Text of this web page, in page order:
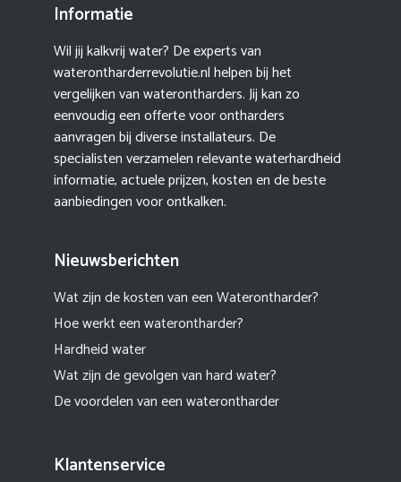
Informatie
Wil jij kalkvrij water? De experts van
waterontharderrevolutie.nl helpen bij het
vergelijken van waterontharders. Jij kan zo
eenvoudig een offerte voor ontharders
aanvragen bij diverse installateurs. De
specialisten verzamelen relevante waterhardheid
informatie, actuele prijzen, kosten en de beste
aanbiedingen voor ontkalken.
Nieuwsberichten
Wat zijn de kosten van een Waterontharder?
Hoe werkt een waterontharder?
Hardheid water
Wat zijn de gevolgen van hard water?
De voordelen van een waterontharder
Klantenservice